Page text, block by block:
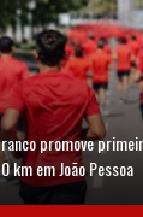
promove
km em João Pessoa